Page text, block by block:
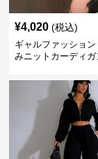
¥4,020 (税込)
ギャルファッショ
みニットカーディガ